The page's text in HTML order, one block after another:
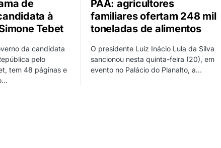
de
à
Tebet
da candidata
pelo
tem 48 páginas e
PAA: agricultores
familiares ofertam 248 mil
toneladas de alimentos
O presidente Luiz Inácio Lula da Silva
sancionou nesta quinta-feira (20), em
evento no Palácio do Planalto, a…